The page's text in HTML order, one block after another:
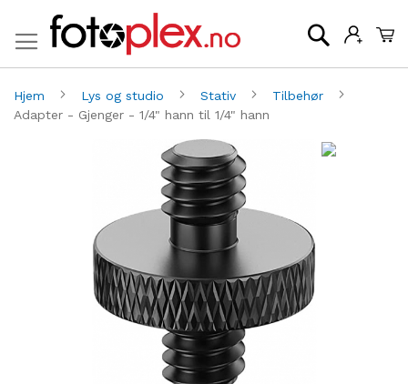
Søk
Hjem Lys og studio Stativ
Tilbehør
Adapter - Gjenger - 1/4" hann til 1/4" hann